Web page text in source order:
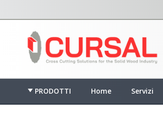
PRODOTTI Home Servizi